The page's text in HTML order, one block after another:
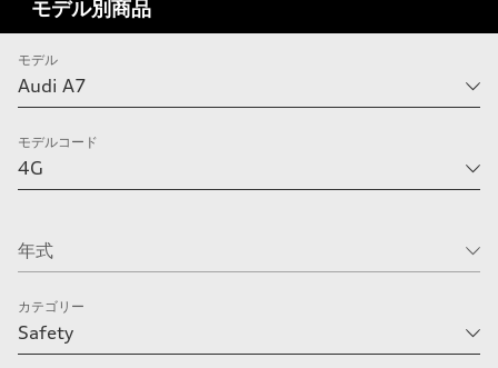
モデル別商品
モデル
モデルコード
カテゴリー